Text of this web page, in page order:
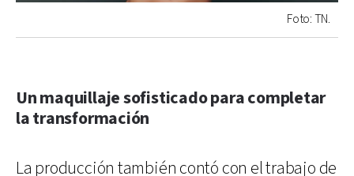
Foto: TN.
Un maquillaje sofisticado para completar
la transformación
La producción también contó con el trabajo de